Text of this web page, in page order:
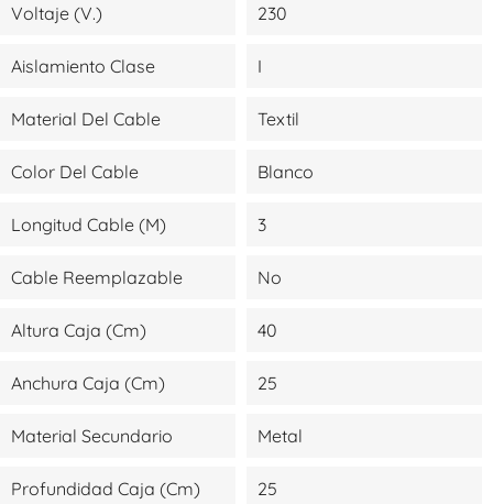
Voltaje (V.) 230
Aislamiento Clase I
Material Del Cable Textil
Color Del Cable Blanco
Longitud Cable (m) 3
Cable Reemplazable No
Altura Caja (cm) 40
Anchura Caja (cm) 25
Material Secundario Metal
Profundidad Caja (cm) 25